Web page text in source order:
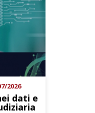
2026
dati e